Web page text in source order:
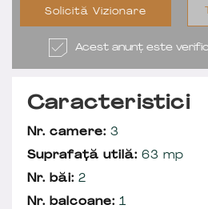
Solicită Vizionare
Acest anunț este
Caracteristici
Nr. camere: 3
Suprafață utilă: 63 mp
Nr. băi: 2
Nr. balcoane: 1